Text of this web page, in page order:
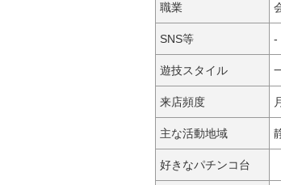
職業
SNS等 -
遊技スタイル
来店頻度
主な活動地域
好きなパチンコ台